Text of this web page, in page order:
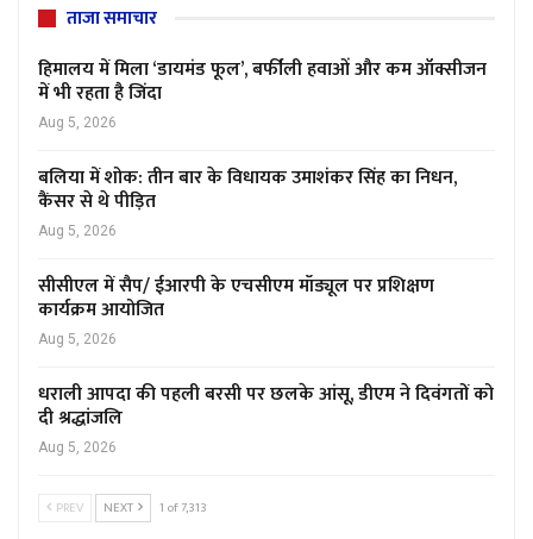
ताजा समाचार
हिमालय में मिला ‘डायमंड फूल’, बर्फीली हवाओं और कम ऑक्सीजन
में भी रहता है जिंदा
Aug 5, 2026
बलिया में शोक: तीन बार के विधायक उमाशंकर सिंह का निधन,
कैंसर से थे पीड़ित
Aug 5, 2026
सीसीएल में सैप/ ईआरपी के एचसीएम मॉड्यूल पर प्रशिक्षण
कार्यक्रम आयोजित
Aug 5, 2026
धराली आपदा की पहली बरसी पर छलके आंसू, डीएम ने दिवंगतों को
दी श्रद्धांजलि
Aug 5, 2026
PREV NEXT 1 of 7,313